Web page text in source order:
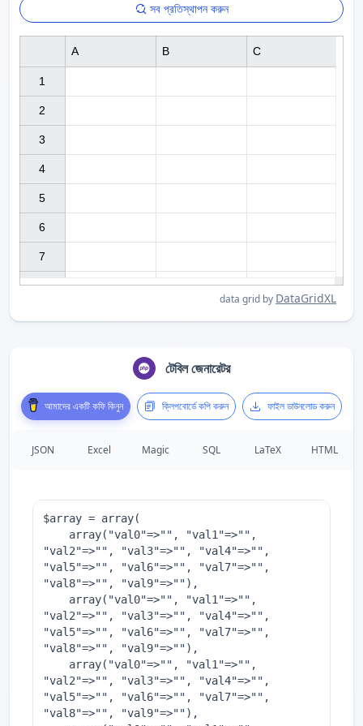
সব প্রতিস্থাপন করুন
1
2
3
4
5
6
7
A B C
data grid by DataGridXL
টেবিল জেনারেটর
আমাদের একটি কফি কিনুন ক্লিপবোর্ডে কপি করুন ফাইল ডাউনলোড করুন
JSON Excel Magic SQL LaTeX HTML